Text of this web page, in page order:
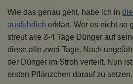
Wie das genau geht, habe ich in
ausführlich erklärt. Wer es nicht so
streut alle 3-4 Tage Dünger auf
diese alle zwei Tage. Nach
der Dünger im Stroh verteilt. Nun
ersten Pflänzchen darauf zu setzen.